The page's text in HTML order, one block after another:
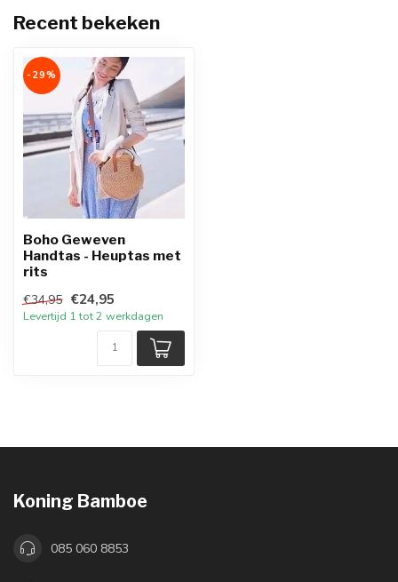
Recent bekeken
-29%
Boho Geweven
Handtas - Heuptas met
rits
€34,95 €24,95
Levertijd 1 tot 2 werkdagen
Koning Bamboe
085 060 8853